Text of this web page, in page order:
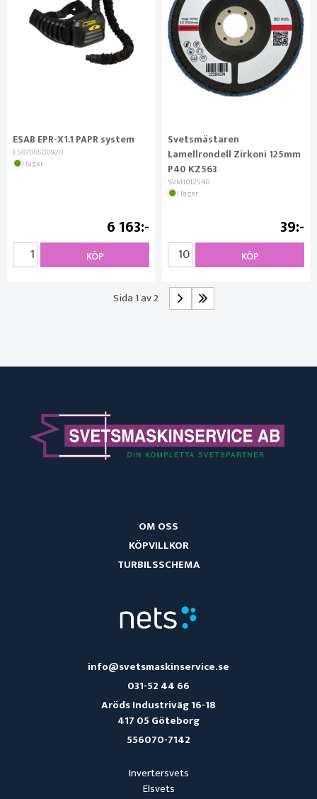
ESAB EPR-X1.1 PAPR system
ES0700500920
I lager
6 163
KÖP
Svetsmästaren
Lamellrondell Zirkoni 125mm
P40 KZ563
SVM1012540
I lager
39
KÖP
Sida 1 av 2
Invertersvets
Elsvets
info@svetsmaskinservice.se
031-52 44 66
Aröds Industriväg 16-18
417 05 Göteborg
556070-7142
OM OSS
KÖPVILLKOR
TURBILSSCHEMA